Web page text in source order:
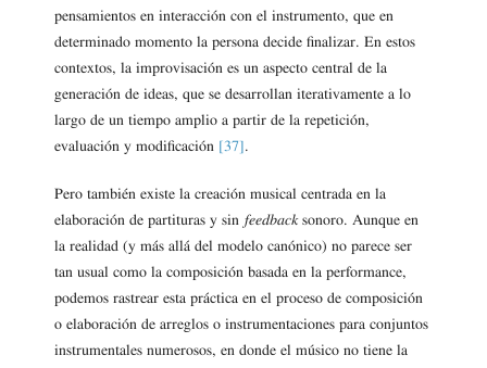
pensamientos en interacción con el instrumento, que en
determinado momento la persona decide finalizar. En estos
contextos, la improvisación es un aspecto central de la
generación de ideas, que se desarrollan iterativamente a lo
largo de un tiempo amplio a partir de la repetición,
evaluación y modificación [37] .
Pero también existe la creación musical centrada en la
elaboración de partituras y sin feedbacksonoro. Aunque en
la realidad (y más allá del modelo canónico) no parece ser
tan usual como la composición basada en la performance,
podemos rastrear esta práctica en el proceso de composición
o elaboración de arreglos o instrumentaciones para conjuntos
instrumentales numerosos, en donde el músico no tiene la